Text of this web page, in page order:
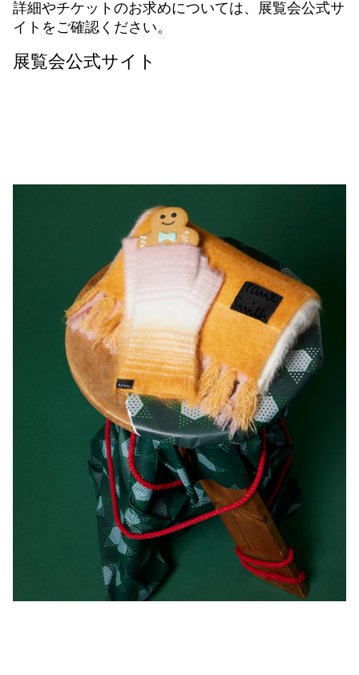
詳細やチケットのお求めについては、展覧会公式サ
イトをご確認ください。
展覧会公式サイト